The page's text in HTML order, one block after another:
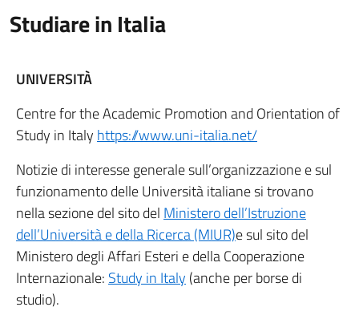
Studiare in Italia
UNIVERSITÀ
Centre for the Academic Promotion and Orientation of
Study in Italy https://www.uni-italia.net/
Notizie di interesse generale sull’organizzazione e sul
funzionamento delle Università italiane si trovano
nella sezione del sito del Ministero dell’Istruzione
dell’Università e della Ricerca (MIUR)e sul sito del
Ministero degli Affari Esteri e della Cooperazione
Internazionale: Study in Italy (anche per borse di
studio).